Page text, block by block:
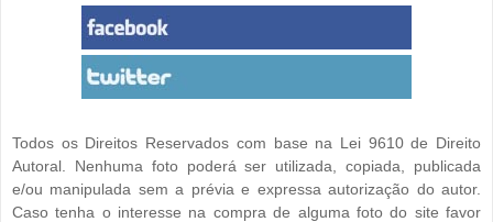
Todos os Direitos Reservados com base na Lei 9610 de Direito
Autoral. Nenhuma foto poderá ser utilizada, copiada, publicada
e/ou manipulada sem a prévia e expressa autorização do autor.
Caso tenha o interesse na compra de alguma foto do site favor